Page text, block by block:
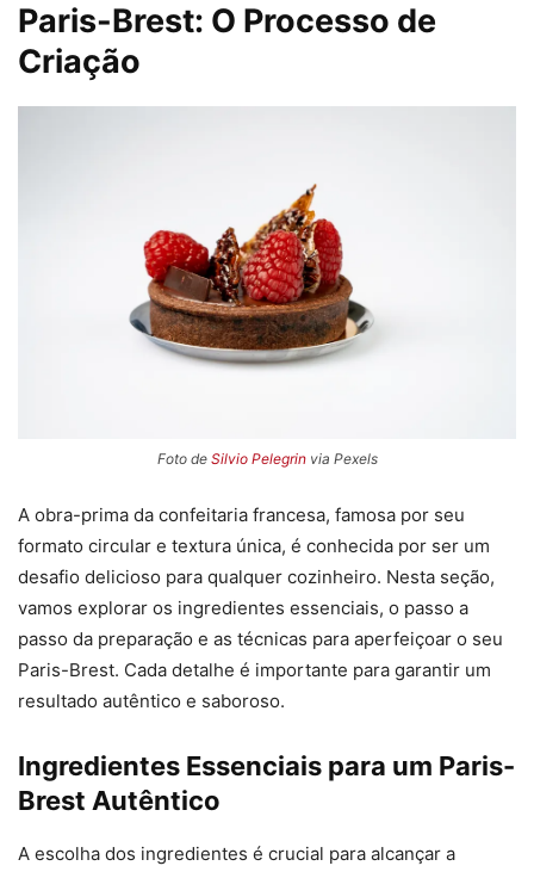
Paris-Brest: O Processo de
Criação
Foto de Silvio Pelegrinvia Pexels
A obra-prima da confeitaria francesa, famosa por seu
formato circular e textura única, é conhecida por ser um
desafio delicioso para qualquer cozinheiro. Nesta seção,
vamos explorar os ingredientes essenciais, o passo a
passo da preparação e as técnicas para aperfeiçoar o seu
Paris-Brest. Cada detalhe é importante para garantir um
resultado autêntico e saboroso.
Ingredientes Essenciais para um Paris-
Brest Autêntico
A escolha dos ingredientes é crucial para alcançar a